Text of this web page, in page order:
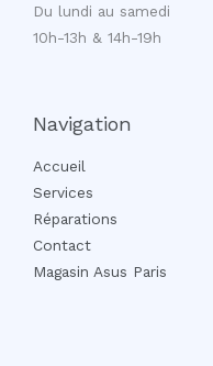
Du lundi au samedi
10h-13h & 14h-19h
Navigation
Accueil
Services
Réparations
Contact
Magasin Asus Paris